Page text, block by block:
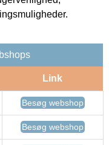
Link
Besøg webshop
Besøg webshop